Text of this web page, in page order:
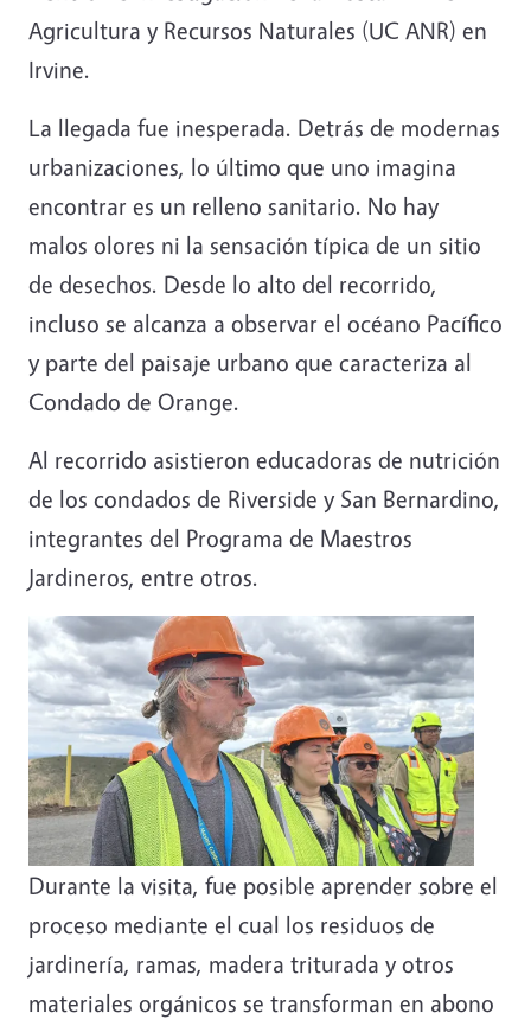
Agricultura y Recursos Naturales (UC ANR) en
Irvine.
La llegada fue inesperada. Detrás de modernas
urbanizaciones, lo último que uno imagina
encontrar es un relleno sanitario. No hay
malos olores ni la sensación típica de un sitio
de desechos. Desde lo alto del recorrido,
incluso se alcanza a observar el océano Pacífico
y parte del paisaje urbano que caracteriza al
Condado de Orange.
Al recorrido asistieron educadoras de nutrición
de los condados de Riverside y San Bernardino,
integrantes del Programa de Maestros
Jardineros, entre otros.
Durante la visita, fue posible aprender sobre el
proceso mediante el cual los residuos de
jardinería, ramas, madera triturada y otros
materiales orgánicos se transforman en abono